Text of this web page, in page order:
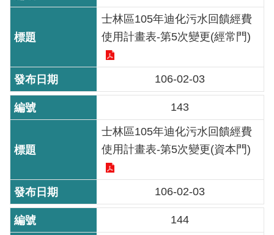
機
關
紹
業
務
訊
政
府
資
訊
士林區105年迪化污水回饋經費
使用計畫表-第5次變更(經常門)
106-02-03
143
士林區105年迪化污水回饋經費
使用計畫表-第5次變更(資本門)
106-02-03
144